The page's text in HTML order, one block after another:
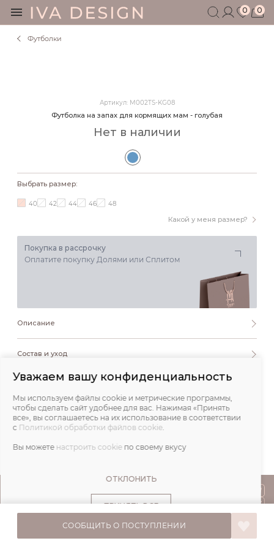
0 0
БЛОГ
ШОУРУМ
Футболки
Артикул: M002TS-KG08
Футболка на запах для кормящих мам - голубая
Нет в наличии
Выбрать размер:
Какой у меня размер?
40 42 44 46 48
Покупка в рассрочку
Оплатите покупку Долями или Сплитом
СООБЩИТЬ О ПОСТУПЛЕНИИ
Описание
Состав и уход
Отзывы
© IVA DESIGN,
Уважаем вашу конфиденциальность
Мы используем файлы cookie и метрические программы,
чтобы сделать сайт удобнее для вас. Нажимая «Принять
все», вы соглашаетесь на их использование в соответствии
с Политикой обработки файлов cookie.
Вы можете настроить cookie по своему вкусу
ОТКЛОНИТЬ
ПРИНЯТЬ ВСЕ